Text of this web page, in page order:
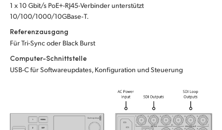
Ukraine
United States
1 x 10 Gbit/s PoE+-RJ45-Verbinder unterstützt
10/100/1000/10GBase‑T.
Referenzausgang
Für Tri-Sync oder Black Burst
Computer-Schnittstelle
USB-C für Softwareupdates, Konfiguration und Steuerung